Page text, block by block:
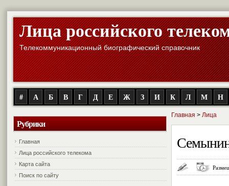
Лица российского
Телекоммуникационный биографический справочник
# А Б В Г Д Е Ж З И К Л М Н
Рубрики
Главная
Лица российского телекома
Карта сайта
Поиск по сайту
Главная > Лица